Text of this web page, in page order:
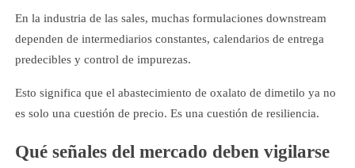
En la industria de las sales, muchas formulaciones downstream
dependen de intermediarios constantes, calendarios de entrega
predecibles y control de impurezas.
Esto significa que el abastecimiento de oxalato de dimetilo ya no
es solo una cuestión de precio. Es una cuestión de resiliencia.
Qué señales del mercado deben vigilarse